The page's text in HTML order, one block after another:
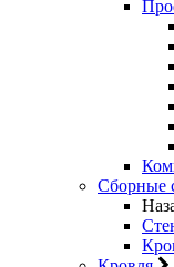
Сборные